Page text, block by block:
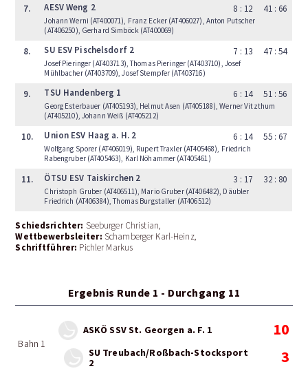
7. AESV Weng 2
Johann Werni (AT400071), Franz Ecker (AT406027), Anton Putscher
(AT406250), Gerhard Simböck (AT400069)
8 : 12 41 : 66
8. SU ESV Pischelsdorf 2
Josef Pieringer (AT403713), Thomas Pieringer (AT403710), Josef
Mühlbacher (AT403709), Josef Stempfer (AT403716)
7 : 13 47 : 54
9. TSU Handenberg 1
Georg Esterbauer (AT405193), Helmut Asen (AT405188), Werner Vitzthum
(AT405210), Johann Weiß (AT405212)
6 : 14 51 : 56
10. Union ESV Haag a. H. 2
Wolfgang Sporer (AT406019), Rupert Traxler (AT405468), Friedrich
Rabengruber (AT405463), Karl Nöhammer (AT405461)
6 : 14 55 : 67
11. ÖTSU ESV Taiskirchen 2
Christoph Gruber (AT406511), Mario Gruber (AT406482), Däubler
Friedrich (AT406384), Thomas Burgstaller (AT406512)
3 : 17 32 : 80
Schiedsrichter: Seeburger Christian
Wettbewerbsleiter: Schamberger Karl-Heinz
Schriftführer: Pichler Markus
Ergebnis Runde 1 - Durchgang 11
Bahn 1
ASKÖ SSV St. Georgen a. F. 1
10
3
SU Treubach/Roßbach-Stocksport
2